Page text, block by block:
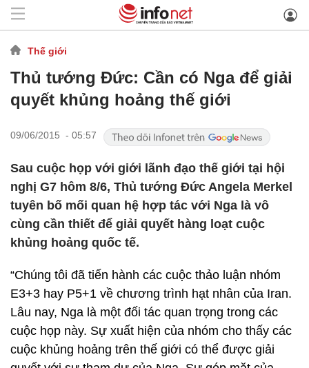
Thế giới
Thủ tướng Đức: Cần có Nga để giải
quyết khủng hoảng thế giới
09/06/2015 - 05:57
Sau cuộc họp với giới lãnh đạo thế giới tại hội
nghị G7 hôm 8/6, Thủ tướng Đức Angela Merkel
tuyên bố mối quan hệ hợp tác với Nga là vô
cùng cần thiết để giải quyết hàng loạt cuộc
khủng hoảng quốc tế.
“Chúng tôi đã tiến hành các cuộc thảo luận nhóm
E3+3 hay P5+1 về chương trình hạt nhân của Iran.
Lâu nay, Nga là một đối tác quan trọng trong các
cuộc họp này. Sự xuất hiện của nhóm cho thấy các
cuộc khủng hoảng trên thế giới có thể được giải